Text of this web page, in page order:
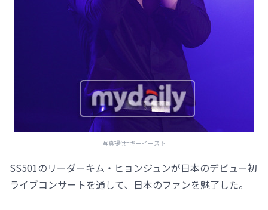
写真提供=キーイースト
SS501のリーダーキム・ヒョンジュンが日本のデビュー初
ライブコンサートを通して、日本のファンを魅了した。